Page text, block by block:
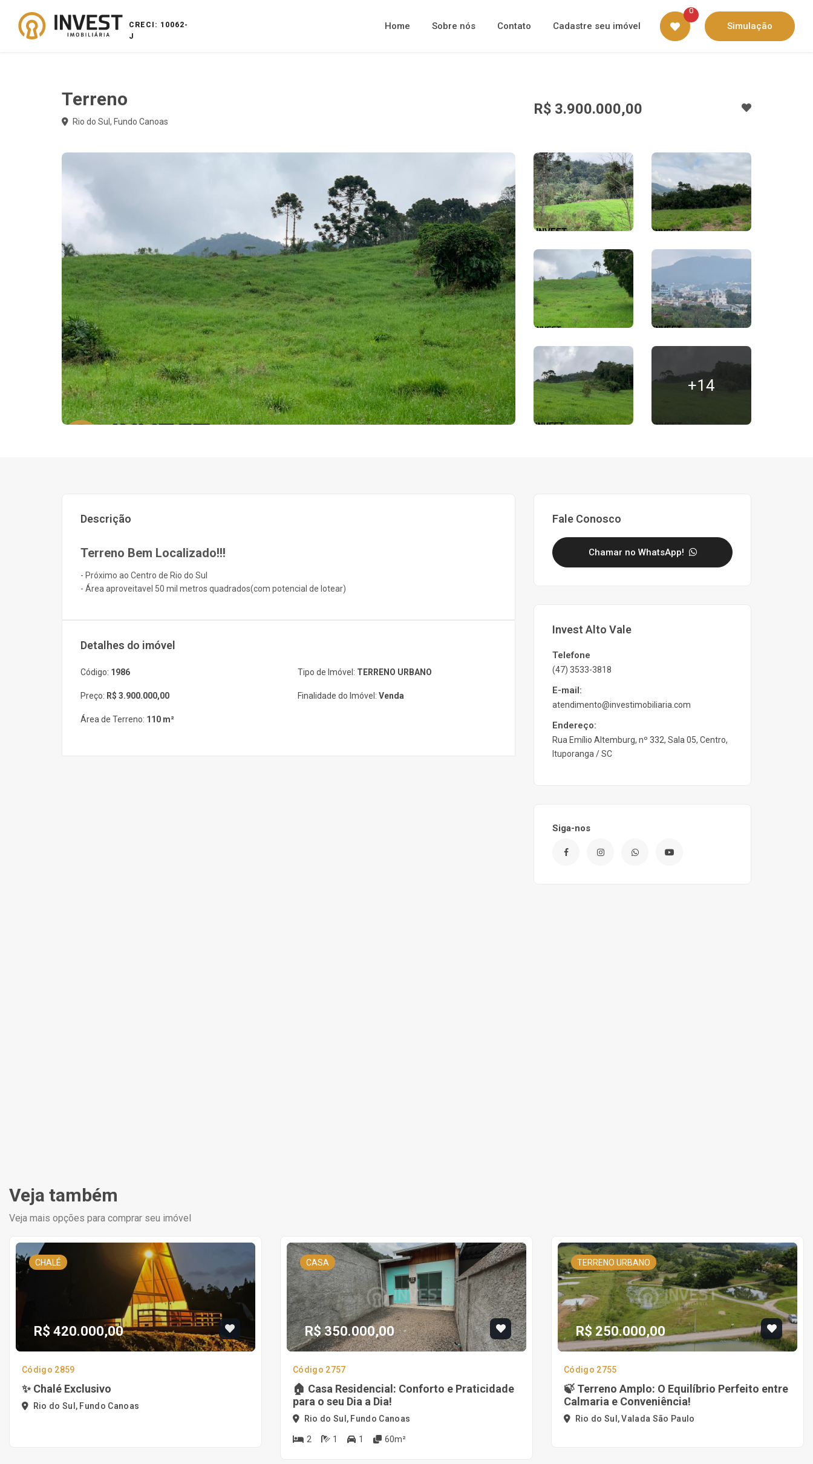
CRECI: 10062-
J
Home Sobre nós Contato Cadastre seu imóvel
0
Simulação
Terreno
Rio do Sul, Fundo Canoas
R$ 3.900.000,00
+14
Descrição
Terreno Bem Localizado!!!
- Próximo ao Centro de Rio do Sul
- Área aproveitavel 50 mil metros quadrados(com potencial de lotear)
Detalhes do imóvel
Código: 1986
Preço: R$ 3.900.000,00
Área de Terreno: 110 m²
Tipo de Imóvel: TERRENO URBANO
Finalidade do Imóvel: Venda
Fale Conosco
Chamar no WhatsApp!
Invest Alto Vale
Telefone
(47) 3533-3818
E-mail:
atendimento@investimobiliaria.com
Endereço:
Rua Emílio Altemburg, nº 332, Sala 05, Centro,
Ituporanga / SC
Siga-nos
Veja também
Veja mais opções para comprar seu imóvel
CHALÉ
R$ 420.000,00
Código 2859
✨ Chalé Exclusivo
Rio do Sul, Fundo Canoas
CASA
R$ 350.000,00
Código 2757
🏠 Casa Residencial: Conforto e Praticidade
para o seu Dia a Dia!
Rio do Sul, Fundo Canoas
2 1 1 60m²
TERRENO URBANO
R$ 250.000,00
Código 2755
🍃 Terreno Amplo: O Equilíbrio Perfeito entre
Calmaria e Conveniência!
Rio do Sul, Valada São Paulo